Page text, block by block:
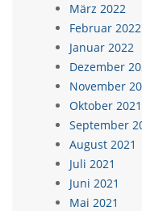
März 2022
Februar 2022
Januar 2022
Dezember
November
Oktober 2021
September
August 2021
Juli 2021
Juni 2021
Mai 2021